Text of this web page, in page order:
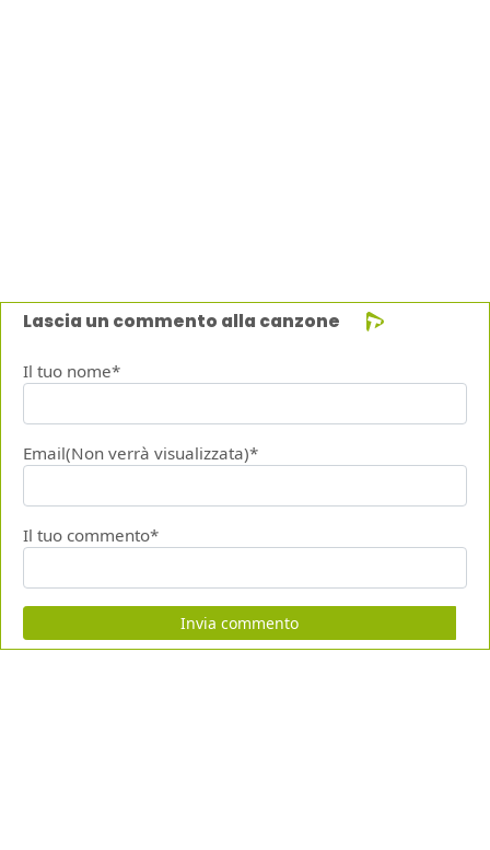
Lascia un commento alla canzone
Il tuo nome*
Email(Non verrà visualizzata)*
Il tuo commento*
Invia commento